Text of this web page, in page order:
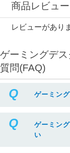
商品レビュー
レビューがあり
ゲーミングデ
質問(FAQ)
ゲーミン
ゲーミン
い